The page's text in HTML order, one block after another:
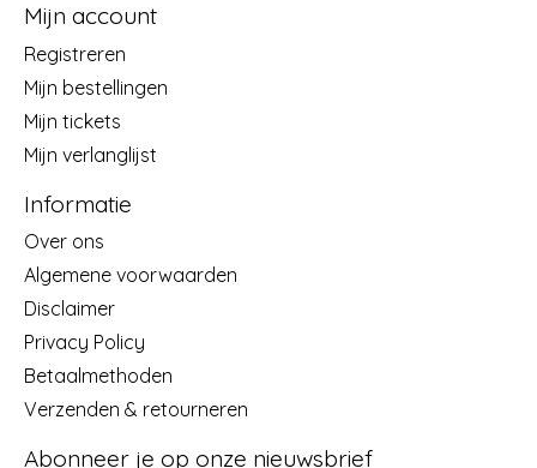
Mijn account
Registreren
Mijn bestellingen
Mijn tickets
Mijn verlanglijst
Informatie
Over ons
Algemene voorwaarden
Disclaimer
Privacy Policy
Betaalmethoden
Verzenden & retourneren
Abonneer je op onze nieuwsbrief